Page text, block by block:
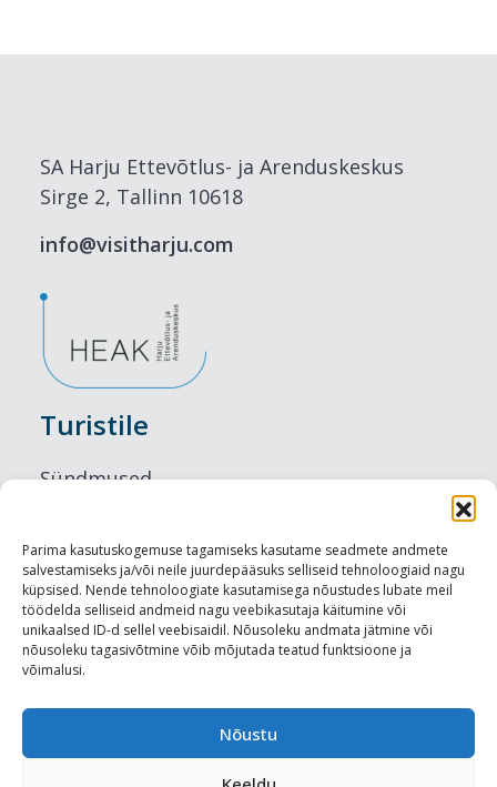
Parima kasutuskogemuse tagamiseks kasutame seadmete andmete
salvestamiseks ja/või neile juurdepääsuks selliseid tehnoloogiaid nagu
küpsised. Nende tehnoloogiate kasutamisega nõustudes lubate meil
töödelda selliseid andmeid nagu veebikasutaja käitumine või
unikaalsed ID-d sellel veebisaidil. Nõusoleku andmata jätmine või
nõusoleku tagasivõtmine võib mõjutada teatud funktsioone ja
võimalusi.
Nõustu
SA Harju Ettevõtlus- ja Arenduskeskus
Sirge 2, Tallinn 10618
info@visitharju.com
Turistile
Sündmused
Maitseelamused
Vaatamisväärsused
Visit Tallinn
Turismiprofessionaalile